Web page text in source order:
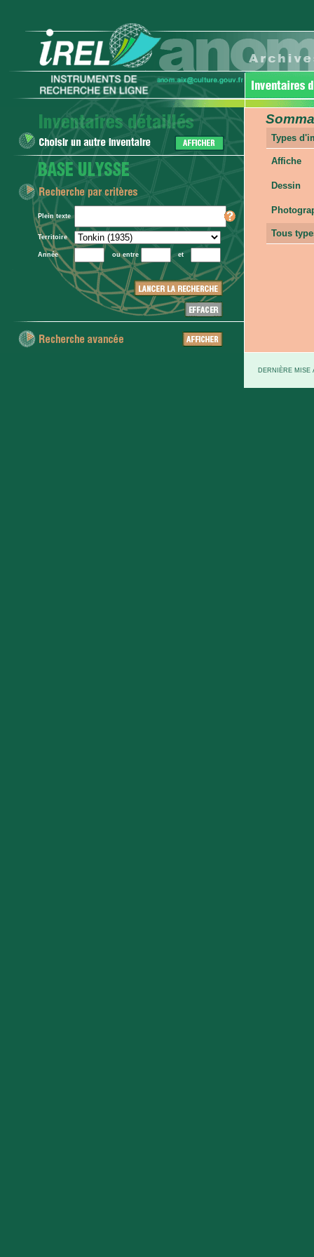
Plein texte
Territoire
Année ou entre et
Types
Affiche
Dessin
Tous
DERNIÈRE MISE